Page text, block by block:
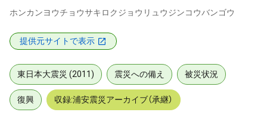
ホンカンヨウチョウサキロクジョウリュウジンコウバンゴウ
提供元サイトで表示
東日本大震災 (2011) 震災への備え 被災状況
復興 収録:浦安震災アーカイブ（承継）